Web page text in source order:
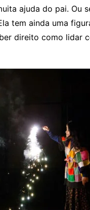
ajuda do pai. Ou
tem ainda uma
direito como lidar